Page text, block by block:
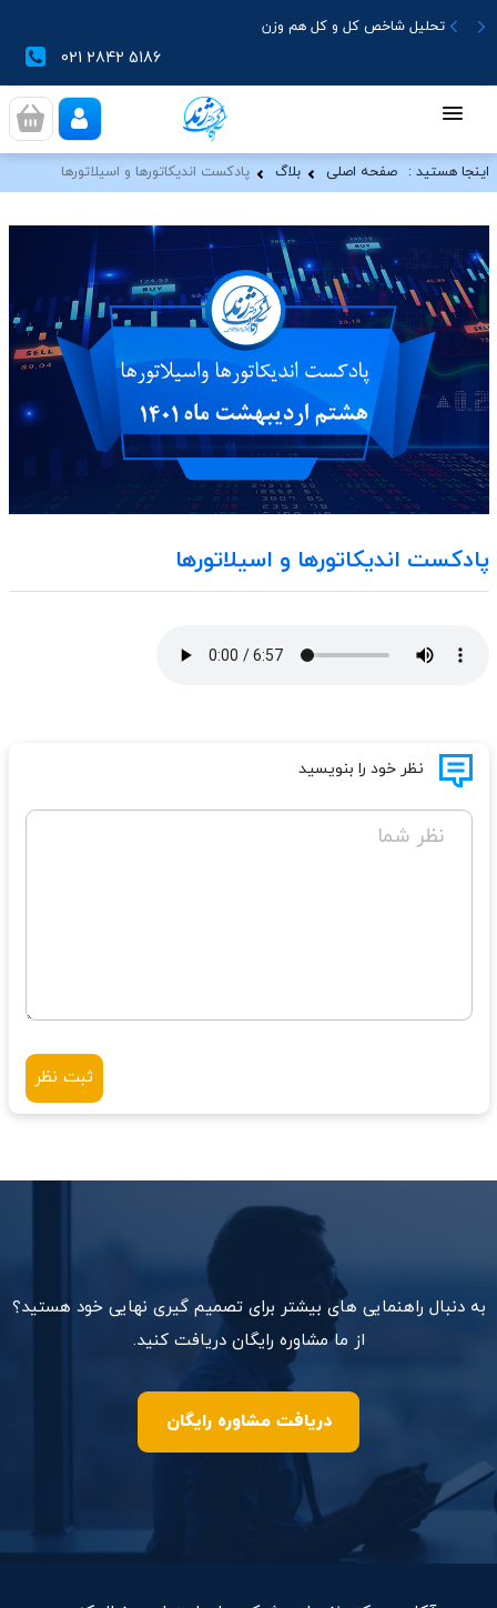
تحلیل شاخص کل و کل هم وزن
021 2842 5186
اینجا هستید : صفحه اصلی بلاگ پادکست اندیکاتورها و اسیلاتورها
پادکست اندیکاتورها و اسیلاتورها
نظر خود را بنویسید
نظر شما
ثبت نظر
به دنبال راهنمایی های بیشتر برای تصمیم گیری نهایی خود هستید؟
از ما مشاوره رایگان دریافت کنید.
دریافت مشاوره رایگان